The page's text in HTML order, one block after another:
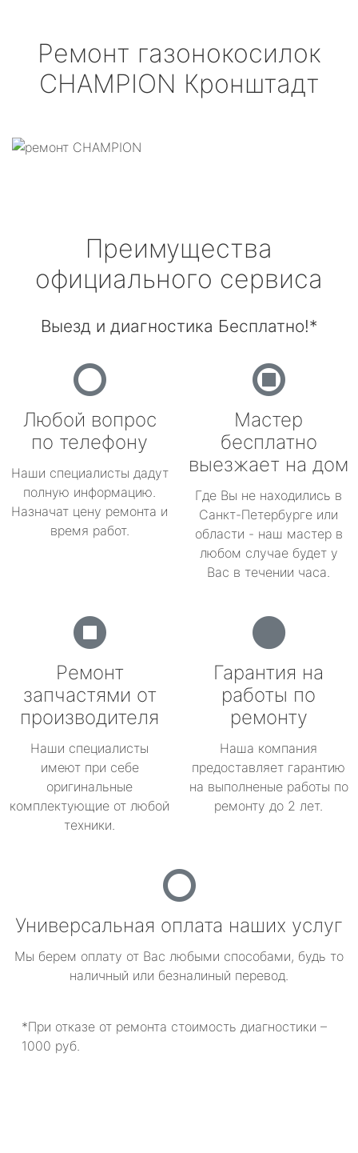
Ремонт газонокосилок
CHAMPION Кронштадт
Преимущества
официального сервиса
Выезд и диагностика Бесплатно!*
Любой вопрос
по телефону
Наши специалисты дадут
полную информацию.
Назначат цену ремонта и
время работ.
Мастер
бесплатно
выезжает на дом
Где Вы не находились в
Санкт-Петербурге или
области - наш мастер в
любом случае будет у
Вас в течении часа.
Ремонт
запчастями от
производителя
Наши специалисты
имеют при себе
оригинальные
комплектующие от любой
техники.
Гарантия на
работы по
ремонту
Наша компания
предоставляет гарантию
на выполненые работы по
ремонту до 2 лет.
Универсальная оплата наших услуг
Мы берем оплату от Вас любыми способами, будь то
наличный или безналиный перевод.
*При отказе от ремонта стоимость диагностики –
1000 руб.